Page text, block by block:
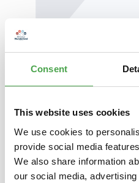
Consent
This website uses cookies
We use cookies to
provide social media
We also share information
our social media,
Regulärer Preis:
4,90 €
Preise inkl. MwSt. zzgl.
Zum Merkzettel hinzufügen